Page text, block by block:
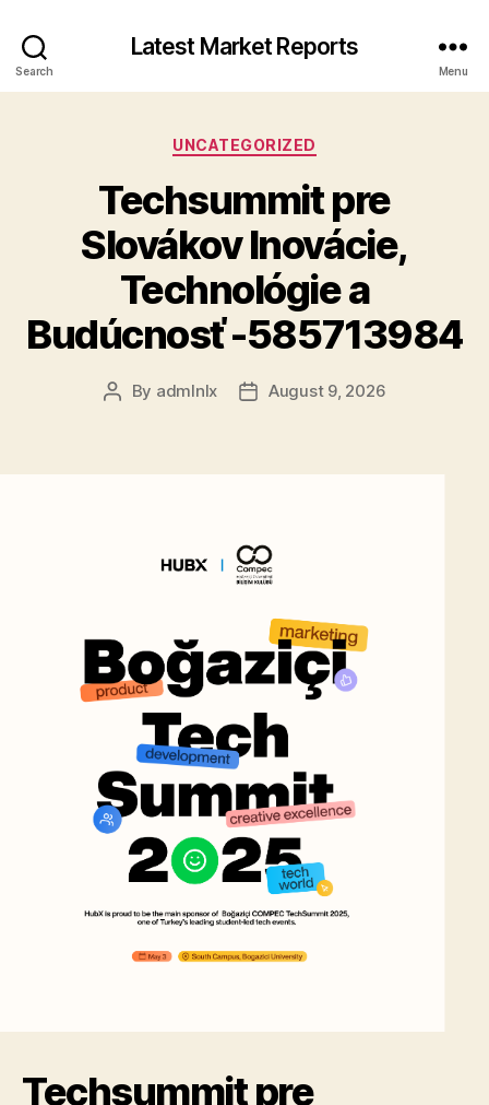
Search
Latest Market Reports
Menu
Categories
UNCATEGORIZED
Techsummit pre
Slovákov Inovácie,
Technológie a
Budúcnosť -585713984
Post
By admlnlx
PostAugust 9, 2026
Techsummit pre